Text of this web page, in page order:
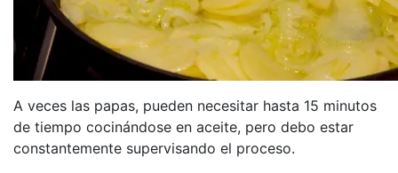
A veces las papas, pueden necesitar hasta 15 minutos
de tiempo cocinándose en aceite, pero debo estar
constantemente supervisando el proceso.